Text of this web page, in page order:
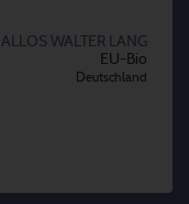
ALLOS WALTER LANG
EU-Bio
Deutschland